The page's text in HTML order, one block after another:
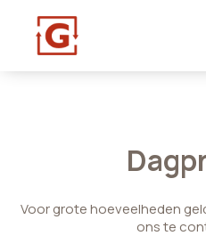
Voor grote hoeveelheden
ons te